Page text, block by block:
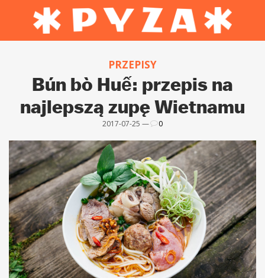
PRZEPISY
Bún bò Huế: przepis na
najlepszą zupę Wietnamu
2017-07-25 — 0